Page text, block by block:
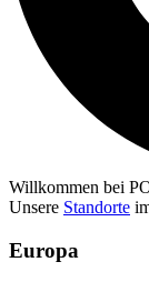
Willkommen bei
Unsere Standorte
Europa